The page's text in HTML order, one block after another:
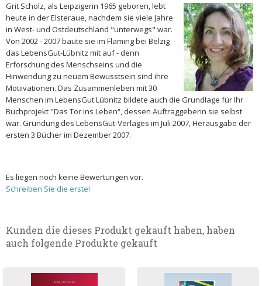
Grit Scholz, als Leipzigerin 1965 geboren, lebt
heute in der Elsteraue, nachdem sie viele Jahre
in West- und Ostdeutschland "unterwegs" war.
Von 2002 - 2007 baute sie im Fläming bei Belzig
das LebensGut-Lübnitz mit auf - denn
Erforschung des Menschseins und die
Hinwendung zu neuem Bewusstsein sind ihre
Motiivationen. Das Zusammenleben mit 30
Menschen im LebensGut Lübnitz bildete auch die Grundlage für Ihr
Buchprojekt "Das Tor ins Leben“, dessen Auftraggeberin sie selbst
war. Gründung des LebensGut-Verlages im Juli 2007, Herausgabe der
ersten 3 Bücher im Dezember 2007.
Es liegen noch keine Bewertungen vor.
Schreiben Sie die erste!
Kunden die dieses Produkt gekauft haben, haben
auch folgende Produkte gekauft